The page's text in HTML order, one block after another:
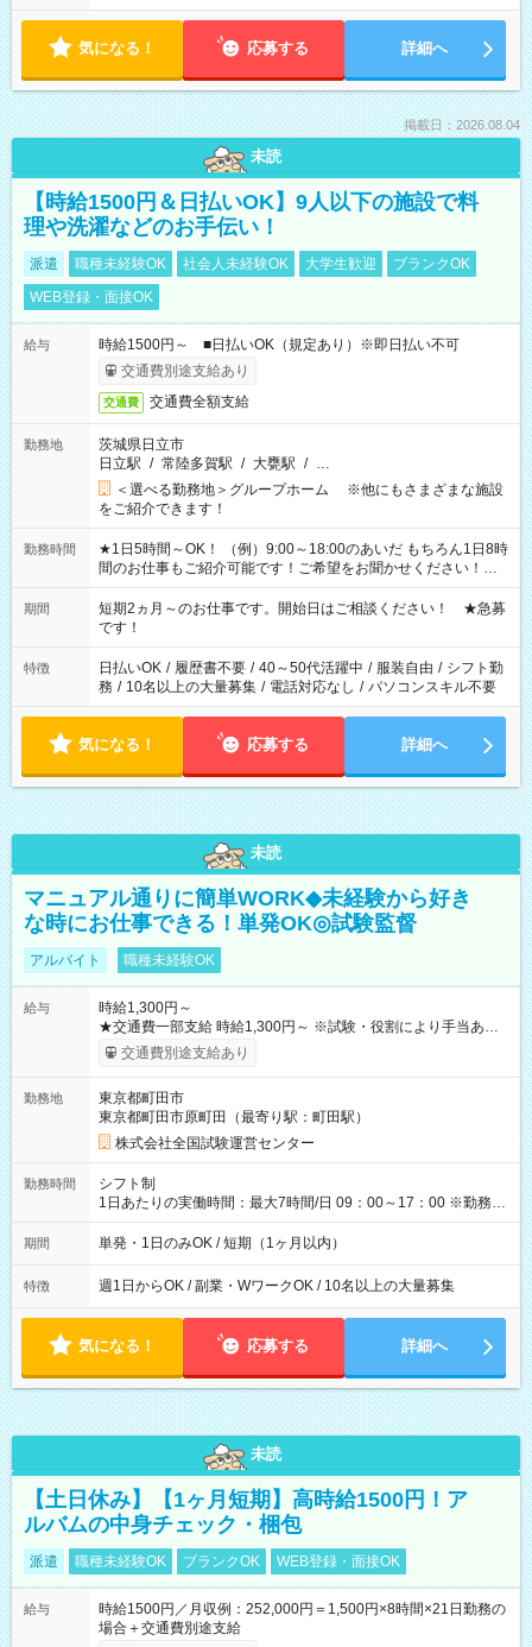
気になる！ 応募する 詳細へ
掲載日：2026.08.04
未読
【時給1500円＆日払いOK】9人以下の施設で料
理や洗濯などのお手伝い！
派遣 職種未経験OK 社会人未経験OK 大学生歓迎
ブランクOK
WEB登録・面接OK
給与
時給1500円～ ■日払いOK（規定あり）※即日払い不可
交通費別途支給あり
交通費 交通費全額支給
勤務地
茨城県日立市
日立駅 / 常陸多賀駅 / 大甕駅 / …
＜選べる勤務地＞グループホーム ※他にもさまざまな施設
をご紹介できます！
勤務時間
★1日5時間～OK！ （例）9:00～18:00のあいだ もちろん1日8時
間のお仕事もご紹介可能です！ご希望をお聞かせください！★
家庭の都合でお休みが必要な場合も遠慮なくご相談ください。
※週最低15時間以上の勤務が必要です
期間
短期2ヵ月～のお仕事です。開始日はご相談ください！ ★急募
です！
特徴 日払いOK / 履歴書不要 / 40～50代活躍中 / 服装自由 / シフト勤
務 / 10名以上の大量募集 / 電話対応なし / パソコンスキル不要
気になる！ 応募する 詳細へ
未読
マニュアル通りに簡単WORK◆未経験から好き
な時にお仕事できる！単発OK◎試験監督
アルバイト 職種未経験OK
給与
時給1,300円～
★交通費一部支給 時給1,300円～ ※試験・役割により手当あり
※勤務回数により昇給あり 【即給（前払い）オプションあ
り！】 希望される場合、勤務から1週間ほどで給与の一部を受け
例】 ・河合塾模擬試験 8:30～17:30（休憩1時間） 時給1,300円
×8時間＝日収10,400円＋交通費 ※当日の役割により時給＋100
円の場合あり ・国家試験 7:00～13:30（休憩なし） 時給1,300
円（役割手当＋100円）×6時間＝日収8,400円＋交通費 【試用期
間】試用期間なし
交通費別途支給あり
勤務地
東京都町田市
東京都町田市原町田（最寄り駅：町田駅）
株式会社全国試験運営センター
勤務時間
シフト制
1日あたりの実働時間：最大7時間/日 09：00～17：00 ※勤務時
間は 試験により異なります。
期間 単発・1日のみOK / 短期（1ヶ月以内）
特徴 週1日からOK / 副業・WワークOK / 10名以上の大量募集
気になる！ 応募する 詳細へ
未読
【土日休み】【1ヶ月短期】高時給1500円！ア
ルバムの中身チェック・梱包
派遣 職種未経験OK ブランクOK WEB登録・面接OK
給与
時給1500円／月収例：252,000円＝1,500円×8時間×21日勤務の
場合＋交通費別途支給